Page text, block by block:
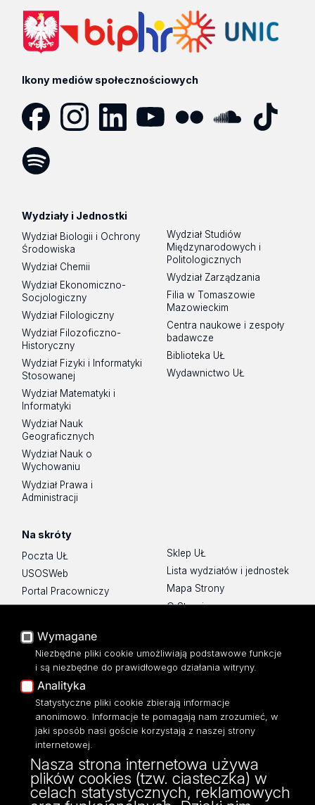
Ikony mediów społecznościowych
Wydziały i Jednostki
Wydział Biologii i Ochrony
Środowiska
Wydział Chemii
Wydział Ekonomiczno-
Socjologiczny
Wydział Filologiczny
Wydział Filozoficzno-
Historyczny
Wydział Fizyki i Informatyki
Stosowanej
Wydział Matematyki i
Informatyki
Wydział Nauk
Geograficznych
Wydział Nauk o
Wychowaniu
Wydział Prawa i
Administracji
Wydział Studiów
Międzynarodowych i
Politologicznych
Wydział Zarządzania
Filia w Tomaszowie
Mazowieckim
Centra naukowe i zespoły
badawcze
Biblioteka UŁ
Wydawnictwo UŁ
Na skróty
Poczta UŁ
USOSWeb
Portal Pracowniczy
Baza Aktów Własnych
Moodle
Eksperci UŁ
Polityka Prywatności
Dostępność
Sklep UŁ
Lista wydziałów i jednostek
Mapa Strony
O Stronie
ul. Narutowicza 68, 90-136 Łódź
NIP: 724 000 32 43
Adres do doręczeń elektronicznych (ADE):
Wymagane
Niezbędne pliki cookie umożliwiają podstawowe funkcje
i są niezbędne do prawidłowego działania witryny.
Analityka
Statystyczne pliki cookie zbierają informacje
anonimowo. Informacje te pomagają nam zrozumieć, w
jaki sposób nasi goście korzystają z naszej strony
internetowej.
Nasza strona internetowa używa
plików cookies (tzw. ciasteczka) w
celach statystycznych, reklamowych